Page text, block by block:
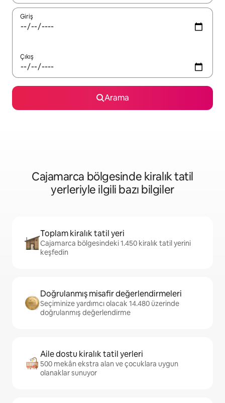
Giriş
Çıkış
Arama
Cajamarca bölgesinde kiralık tatil
yerleriyle ilgili bazı bilgiler
Toplam kiralık tatil yeri
Cajamarca bölgesindeki 1.450 kiralık tatil yerini
keşfedin
Doğrulanmış misafir değerlendirmeleri
Seçiminize yardımcı olacak 14.480 üzerinde
doğrulanmış değerlendirme
Aile dostu kiralık tatil yerleri
500 mekân ekstra alan ve çocuklara uygun
olanaklar sunuyor